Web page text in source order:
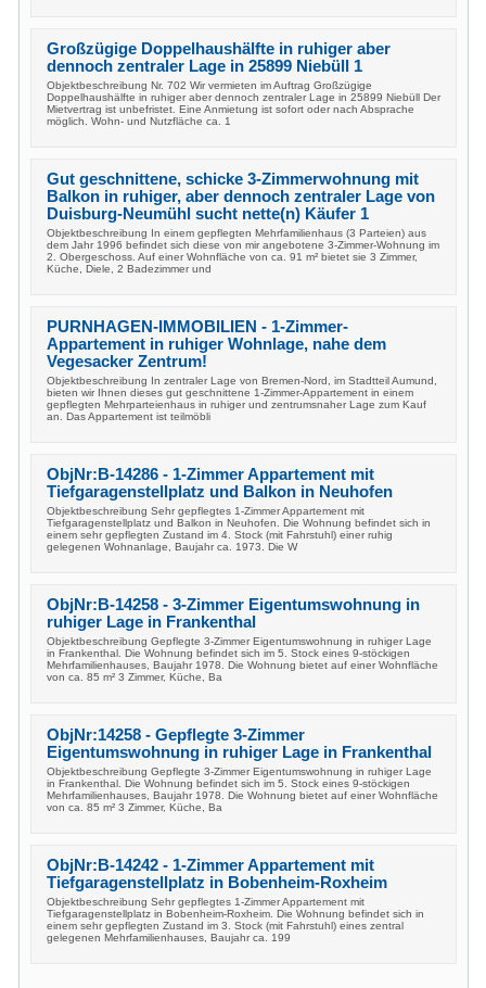
Großzügige Doppelhaushälfte in ruhiger aber
dennoch zentraler Lage in 25899 Niebüll 1
Objektbeschreibung Nr. 702 Wir vermieten im Auftrag Großzügige
Doppelhaushälfte in ruhiger aber dennoch zentraler Lage in 25899 Niebüll Der
Mietvertrag ist unbefristet. Eine Anmietung ist sofort oder nach Absprache
möglich. Wohn- und Nutzfläche ca. 1
Gut geschnittene, schicke 3-Zimmerwohnung mit
Balkon in ruhiger, aber dennoch zentraler Lage von
Duisburg-Neumühl sucht nette(n) Käufer 1
Objektbeschreibung In einem gepflegten Mehrfamilienhaus (3 Parteien) aus
dem Jahr 1996 befindet sich diese von mir angebotene 3-Zimmer-Wohnung im
2. Obergeschoss. Auf einer Wohnfläche von ca. 91 m² bietet sie 3 Zimmer,
Küche, Diele, 2 Badezimmer und
PURNHAGEN-IMMOBILIEN - 1-Zimmer-
Appartement in ruhiger Wohnlage, nahe dem
Vegesacker Zentrum!
Objektbeschreibung In zentraler Lage von Bremen-Nord, im Stadtteil Aumund,
bieten wir Ihnen dieses gut geschnittene 1-Zimmer-Appartement in einem
gepflegten Mehrparteienhaus in ruhiger und zentrumsnaher Lage zum Kauf
an. Das Appartement ist teilmöbli
ObjNr:B-14286 - 1-Zimmer Appartement mit
Tiefgaragenstellplatz und Balkon in Neuhofen
Objektbeschreibung Sehr gepflegtes 1-Zimmer Appartement mit
Tiefgaragenstellplatz und Balkon in Neuhofen. Die Wohnung befindet sich in
einem sehr gepflegten Zustand im 4. Stock (mit Fahrstuhl) einer ruhig
gelegenen Wohnanlage, Baujahr ca. 1973. Die W
ObjNr:B-14258 - 3-Zimmer Eigentumswohnung in
ruhiger Lage in Frankenthal
Objektbeschreibung Gepflegte 3-Zimmer Eigentumswohnung in ruhiger Lage
in Frankenthal. Die Wohnung befindet sich im 5. Stock eines 9-stöckigen
Mehrfamilienhauses, Baujahr 1978. Die Wohnung bietet auf einer Wohnfläche
von ca. 85 m² 3 Zimmer, Küche, Ba
ObjNr:14258 - Gepflegte 3-Zimmer
Eigentumswohnung in ruhiger Lage in Frankenthal
Objektbeschreibung Gepflegte 3-Zimmer Eigentumswohnung in ruhiger Lage
in Frankenthal. Die Wohnung befindet sich im 5. Stock eines 9-stöckigen
Mehrfamilienhauses, Baujahr 1978. Die Wohnung bietet auf einer Wohnfläche
von ca. 85 m² 3 Zimmer, Küche, Ba
ObjNr:B-14242 - 1-Zimmer Appartement mit
Tiefgaragenstellplatz in Bobenheim-Roxheim
Objektbeschreibung Sehr gepflegtes 1-Zimmer Appartement mit
Tiefgaragenstellplatz in Bobenheim-Roxheim. Die Wohnung befindet sich in
einem sehr gepflegten Zustand im 3. Stock (mit Fahrstuhl) eines zentral
gelegenen Mehrfamilienhauses, Baujahr ca. 199